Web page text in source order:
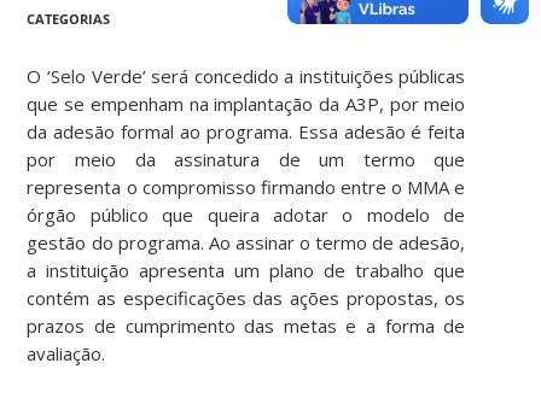
CATEGORIAS
O ‘Selo Verde’ será concedido a instituições públicas
que se empenham na implantação da A3P, por meio
da adesão formal ao programa. Essa adesão é feita
por meio da assinatura de um termo que
representa o compromisso firmando entre o MMA e
órgão público que queira adotar o modelo de
gestão do programa. Ao assinar o termo de adesão,
a instituição apresenta um plano de trabalho que
contém as especificações das ações propostas, os
prazos de cumprimento das metas e a forma de
avaliação.